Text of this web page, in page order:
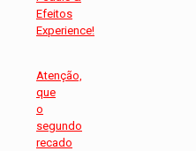
Atenção,
que
o
segundo
recado